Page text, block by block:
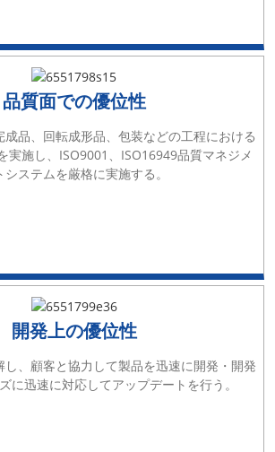
品質面での優位性
成品、回転成形品、包装などの工程における
実施し、ISO9001、ISO16949品質マネジメ
システムを厳格に実施する。
開発上の優位性
し、顧客と協力して製品を迅速に開発・開発
に迅速に対応してアップデートを行う。